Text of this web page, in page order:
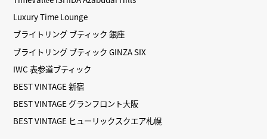
Luxury Time Lounge
ブライトリング ブティック 銀座
ブライトリング ブティック GINZA SIX
IWC 表参道ブティック
BEST VINTAGE 新宿
BEST VINTAGE グランフロント大阪
BEST VINTAGE ヒューリックスクエア札幌